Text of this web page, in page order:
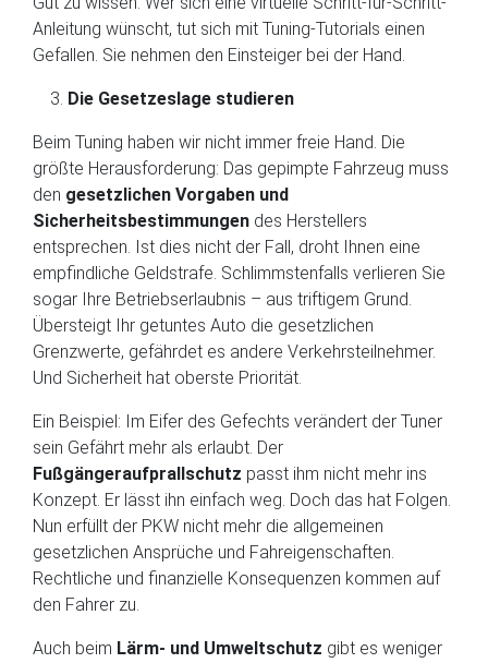
Anleitung wünscht, tut sich mit Tuning-Tutorials einen
Gefallen. Sie nehmen den Einsteiger bei der Hand.
Die Gesetzeslage studieren
Beim Tuning haben wir nicht immer freie Hand. Die
größte Herausforderung: Das gepimpte Fahrzeug muss
den gesetzlichen Vorgaben und
Sicherheitsbestimmungen des Herstellers
entsprechen. Ist dies nicht der Fall, droht Ihnen eine
empfindliche Geldstrafe. Schlimmstenfalls verlieren Sie
sogar Ihre Betriebserlaubnis – aus triftigem Grund.
Übersteigt Ihr getuntes Auto die gesetzlichen
Grenzwerte, gefährdet es andere Verkehrsteilnehmer.
Und Sicherheit hat oberste Priorität.
Ein Beispiel: Im Eifer des Gefechts verändert der Tuner
sein Gefährt mehr als erlaubt. Der
Fußgängeraufprallschutz passt ihm nicht mehr ins
Konzept. Er lässt ihn einfach weg. Doch das hat Folgen.
Nun erfüllt der PKW nicht mehr die allgemeinen
gesetzlichen Ansprüche und Fahreigenschaften.
Rechtliche und finanzielle Konsequenzen kommen auf
den Fahrer zu.
Auch beim Lärm- und Umweltschutz gibt es weniger